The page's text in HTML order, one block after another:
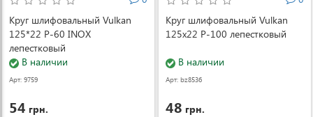
Круг шлифовальный Vulkan
125*22 Р-60 INOX
лепестковый
В наличии
Арт: 9759
54 грн.
Круг шлифовальный Vulkan
125x22 P-100 лепестковый
В наличии
Арт: bz8536
48 грн.